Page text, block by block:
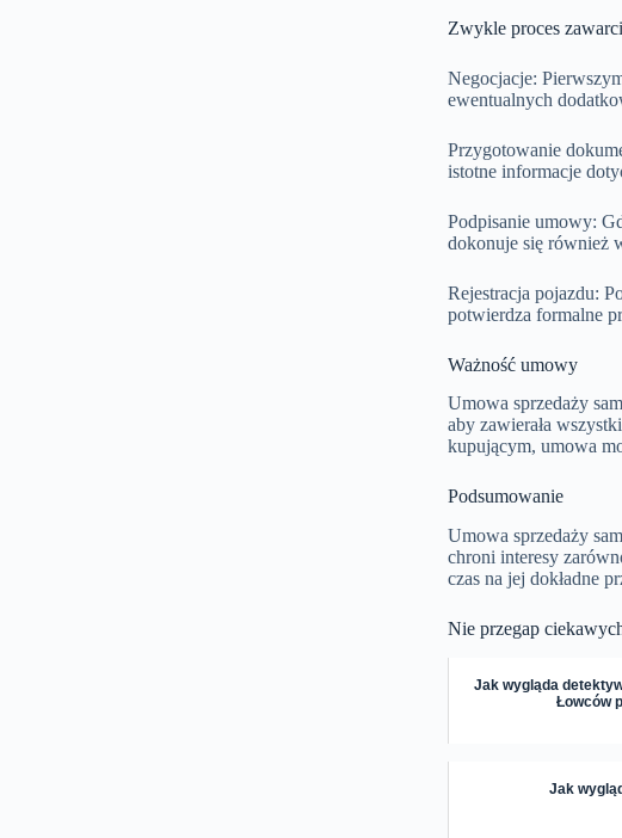
Zwykle proces
Negocjacje:
ewentualnych
Przygotowanie
istotne informacje
Podpisanie umowy:
dokonuje się również
Rejestracja pojazdu:
potwierdza formalne
Ważność umowy
Umowa sprzedaży
aby zawierała
kupującym, umowa
Podsumowanie
Umowa sprzedaży
chroni interesy
czas na jej dokładne
Nie przegap
Jak wygląda
Łowców
Jak